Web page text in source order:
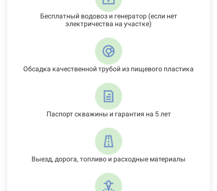
Бесплатный водовоз и генератор (если нет
электричества на участке)
Обсадка качественной трубой из пищевого пластика
Паспорт скважины и гарантия на 5 лет
Выезд, дорога, топливо и расходные материалы